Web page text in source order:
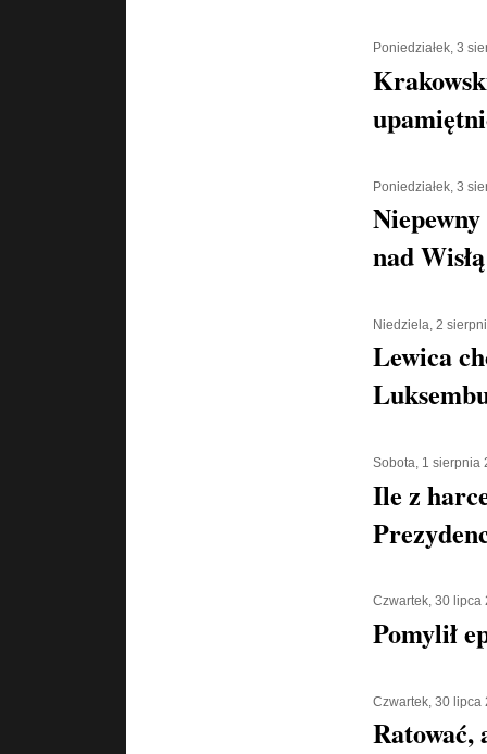
Poniedziałek, 3
Poniedziałek, 3
nad Wisłą
Niedziela, 2
Lewica
Sobota, 1 sierpnia
Ile z
Czwartek, 30 lipca
Pomylił
Czwartek, 30 lipca
Ratować,